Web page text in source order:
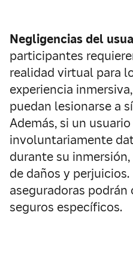
Negligencias del
participantes
realidad virtual para
experiencia
puedan lesionarse a
Además, si un
involuntariamente
durante su
de daños y
aseguradoras
seguros específicos.